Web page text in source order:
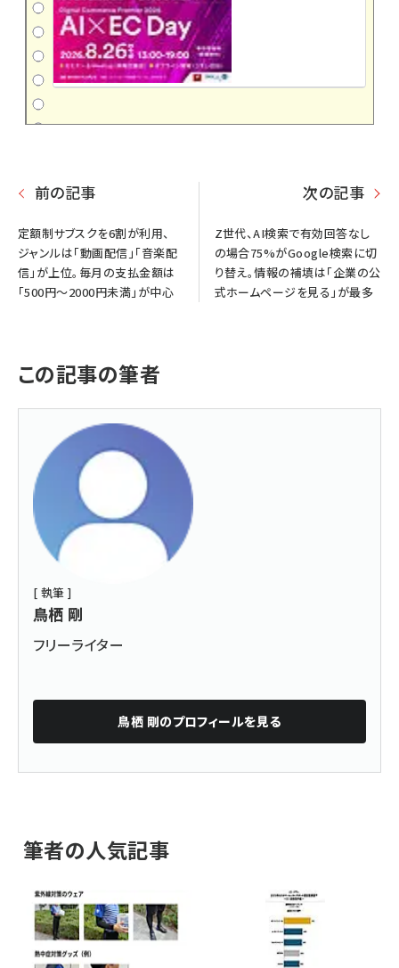
前の記事
定額制サブスクを6割が利用、
ジャンルは「動画配信」「音楽配
信」が上位。毎月の支払金額は
「500円～2000円未満」が中心
次の記事
Z世代、AI検索で有効回答なし
の場合75%がGoogle検索に切
り替え。情報の補填は「企業の公
式ホームページを見る」が最多
この記事の筆者
[ 執筆 ]
鳥栖 剛
フリーライター
鳥栖 剛のプロフィールを見る
筆者の人気記事